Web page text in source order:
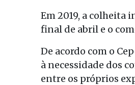
Em 2019, a colheita
final de abril e o
De acordo com o
à necessidade dos
entre os próprios